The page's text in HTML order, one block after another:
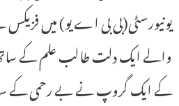
یونیورسٹی(بی بی اے یو) میں
والے ایک دلت طالب علم کے ساتھ
کے ایک گروپ نے بے رحمی کے